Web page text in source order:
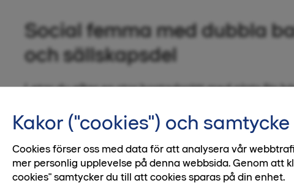
Social femma med dubbla
och sällskapsdel
Letar du efter en stor bostadsrätt med plats för
vinkelkök, två balkonger i olika väderstreck, en
Kakor ("cookies") och samtycke
Cookies förser oss med data för att analysera vår
mer personlig upplevelse på denna webbsida. Genom att
cookies" samtycker du till att cookies sparas på din enhet.